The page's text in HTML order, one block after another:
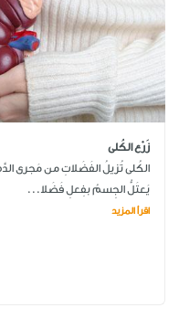
زَرْع الكُلى
الكُلى تُزيلُ الفَضَلاتِ من مَجرى
يَعتَلُّ الجِسمُ بفِعلِ فَضَلا...
اقرأ المزيد